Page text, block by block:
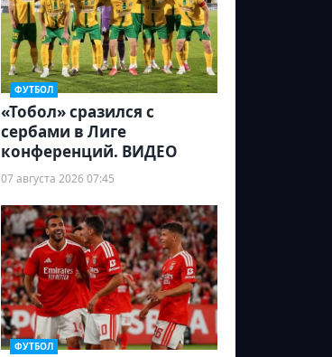
ФУТБОЛ
«Тобол» сразился с
сербами в Лиге
конференций. ВИДЕО
07 августа 2026 07:45
ФУТБОЛ